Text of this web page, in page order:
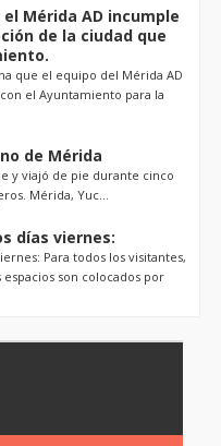
Mérida AD incumple
de la ciudad que
que el equipo del Mérida AD
el Ayuntamiento para la
de Mérida
y viajó de pie durante cinco
Mérida, Yuc...
días viernes:
Para todos los visitantes,
son colocados por